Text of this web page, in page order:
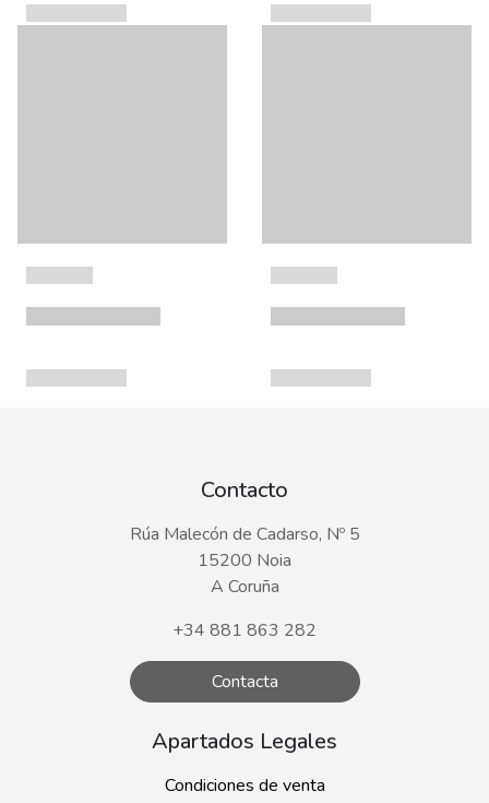
Contacto
Rúa Malecón de Cadarso, Nº 5
15200 Noia
A Coruña
+34 881 863 282
Contacta
Apartados Legales
Condiciones de venta